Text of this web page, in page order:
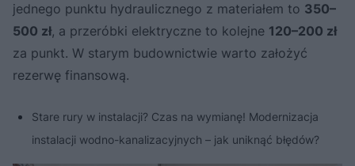
jednego punktu hydraulicznego z materiałem to 350–
500 zł, a przeróbki elektryczne to kolejne 120–200 zł
za punkt. W starym budownictwie warto założyć
rezerwę finansową.
Stare rury w instalacji? Czas na wymianę! Modernizacja
instalacji wodno-kanalizacyjnych – jak uniknąć błędów?